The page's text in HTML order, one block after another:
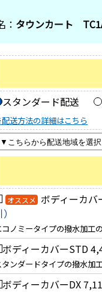
： タウンカート
スタンダード配送
送方法の詳細はこちら
オススメ ボディーカバ
コノミータイプの撥水加工
ボディーカバーSTD
タンダードタイプの撥水加
ボディーカバーDX